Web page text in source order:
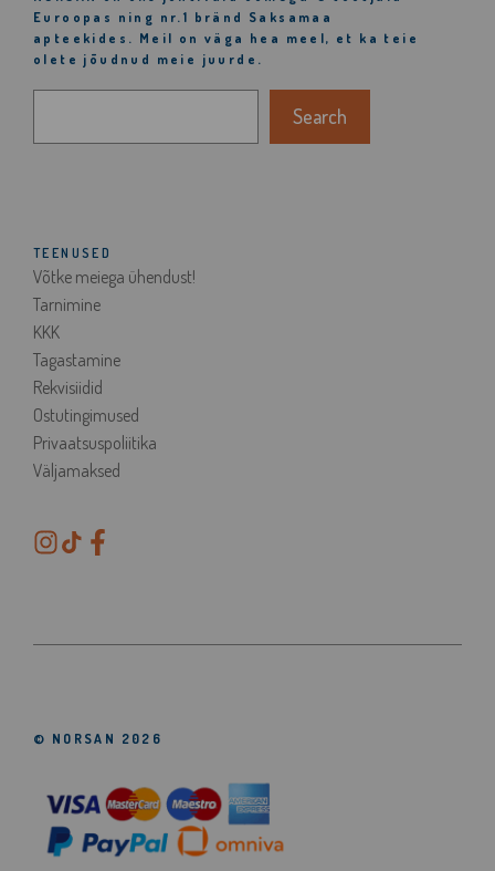
Euroopas ning nr.1 bränd Saksamaa
apteekides. Meil on väga hea meel, et ka teie
olete jõudnud meie juurde.
Search
TEENUSED
Võtke meiega ühendust!
Tarnimine
KKK
Tagastamine
Rekvisiidid
Ostutingimused
Privaatsuspoliitika
Väljamaksed
© NORSAN 2026